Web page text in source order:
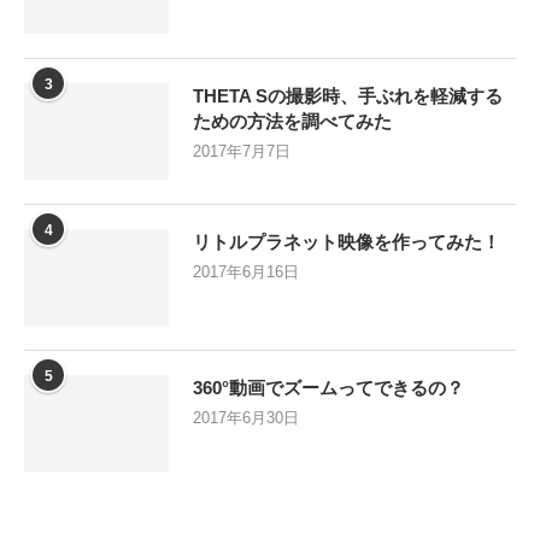
3
THETA Sの撮影時、手ぶれを軽減する
ための方法を調べてみた
2017年7月7日
4
リトルプラネット映像を作ってみた！
2017年6月16日
5
360°動画でズームってできるの？
2017年6月30日